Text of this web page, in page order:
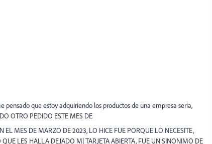
que estoy adquiriendo los productos de una empresa seria,
OTRO PEDIDO ESTE MES DE
EL MES DE MARZO DE 2023, LO HICE FUE PORQUE LO NECESITE,
QUE LES HALLA DEJADO Ml TARJETA ABIERTA, FUE UN SINONIMO DE